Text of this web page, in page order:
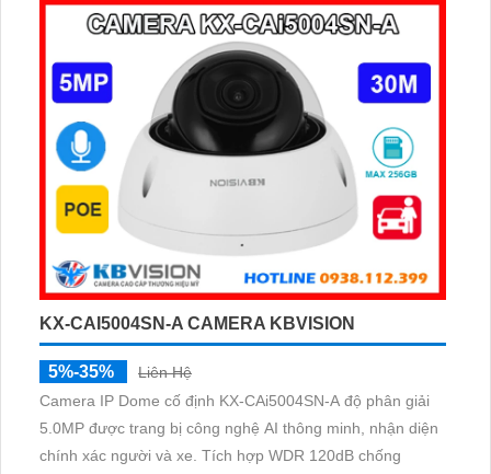
KX-CAI5004SN-A CAMERA KBVISION
5%-35%
Liên Hệ
Camera IP Dome cố định KX-CAi5004SN-A độ phân giải
5.0MP được trang bị công nghệ AI thông minh, nhận diện
chính xác người và xe. Tích hợp WDR 120dB chống